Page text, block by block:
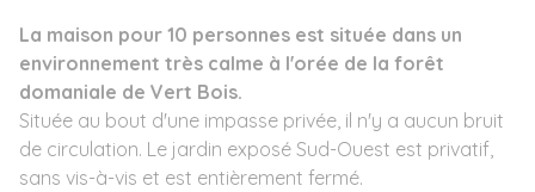
La maison pour 10 personnes est située dans un
environnement très calme à l'orée de la forêt
domaniale de Vert Bois.
Située au bout d'une impasse privée, il n'y a aucun bruit
de circulation. Le jardin exposé Sud-Ouest est privatif,
sans vis-à-vis et est entièrement fermé.